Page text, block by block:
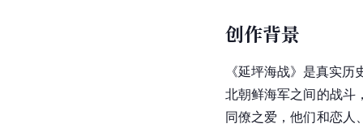
创作背景
《延坪海战》是真实
北朝鲜海军之间的战斗
同僚之爱，他们和恋人